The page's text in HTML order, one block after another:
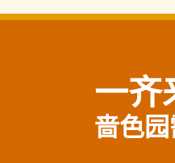
一齐
啬色